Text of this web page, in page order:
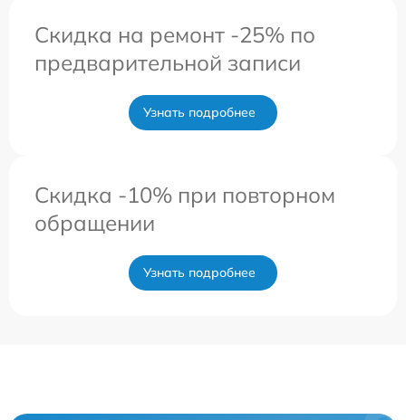
Скидка на ремонт -25% по
предварительной записи
Узнать подробнее
Скидка -10% при повторном
обращении
Узнать подробнее